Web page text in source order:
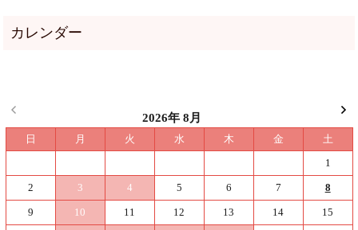
2026年 8月
日 月 火 水 木 金
土
1
2 3 4 5 6 7 8
9 10 11 12 13 14 15